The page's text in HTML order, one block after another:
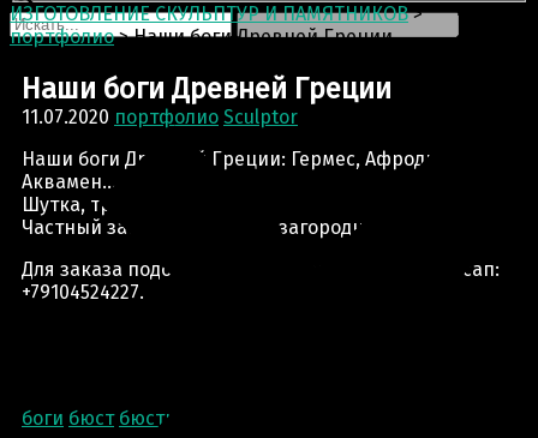
ИЗГОТОВЛЕНИЕ СКУЛЬПТУР И ПАМЯТНИКОВ>
портфолио>Наши боги Древней Греции
Наши боги Древней Греции
11.07.2020 портфолио Sculptor
Наши боги Древней Греции: Гермес, Афродита,
Аквамен…
Шутка, третий — Зевс.
Частный заказ. Украшение загородного дома.
Для заказа подобной скульптуры пишите в вотсап:
+79104524227.
боги бюст бюсты